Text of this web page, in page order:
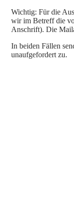
Wichtig: Für die
wir im Betreff die
Anschrift). Die
In beiden Fällen
unaufgefordert zu.